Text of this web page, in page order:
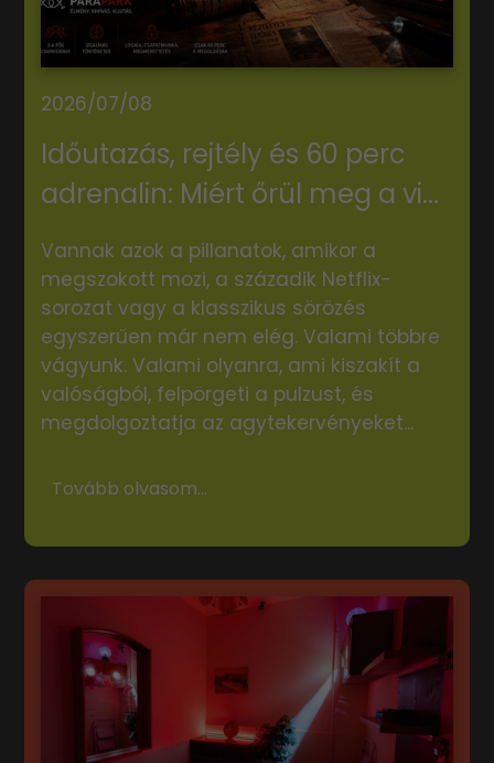
2026/07/08
Időutazás, rejtély és 60 perc
adrenalin: Miért őrül meg a vi...
Vannak azok a pillanatok, amikor a
megszokott mozi, a századik Netflix-
sorozat vagy a klasszikus sörözés
egyszerűen már nem elég. Valami többre
vágyunk. Valami olyanra, ami kiszakít a
valóságból, felpörgeti a pulzust, és
megdolgoztatja az agytekervényeket...
Tovább olvasom...